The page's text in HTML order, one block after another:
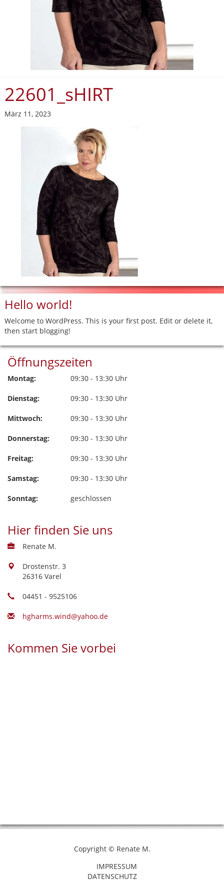
22601_sHIRT
März 11, 2023
Hello world!
Welcome to WordPress. This is your first post. Edit or delete it,
then start blogging!
Öffnungszeiten
Montag: 09:30 - 13:30 Uhr
Dienstag: 09:30 - 13:30 Uhr
Mittwoch: 09:30 - 13:30 Uhr
Donnerstag: 09:30 - 13:30 Uhr
Freitag: 09:30 - 13:30 Uhr
Samstag: 09:30 - 13:30 Uhr
Sonntag: geschlossen
Hier finden Sie uns
Renate M.
Drostenstr. 3
26316 Varel
04451 - 9525106
hgharms.wind@yahoo.de
Kommen Sie vorbei
Copyright © Renate M.
IMPRESSUM
DATENSCHUTZ